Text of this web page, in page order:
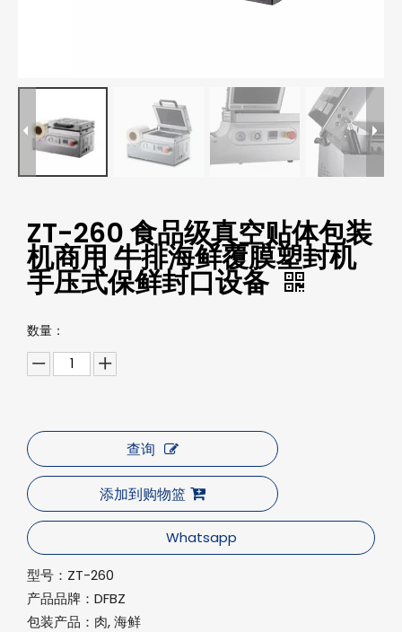
ZT-260 食品级真空贴体包装
机商用 牛排海鲜覆膜塑封机
手压式保鲜封口设备
数量：
查询
添加到购物篮
Whatsapp
型号： ZT-260
产品品牌： DFBZ
包装产品： 肉, 海鲜